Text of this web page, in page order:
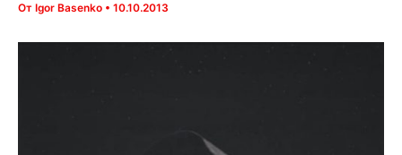
От Igor Basenko • 10.10.2013